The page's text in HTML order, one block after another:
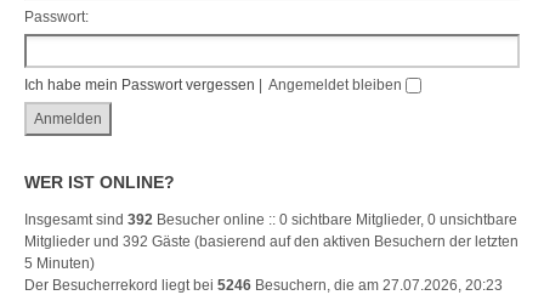
Passwort:
Ich habe mein Passwort vergessen Angemeldet bleiben
WER IST ONLINE?
Insgesamt sind 392 Besucher online :: 0 sichtbare Mitglieder, 0 unsichtbare
Mitglieder und 392 Gäste (basierend auf den aktiven Besuchern der letzten
5 Minuten)
Der Besucherrekord liegt bei 5246 Besuchern, die am 27.07.2026, 20:23